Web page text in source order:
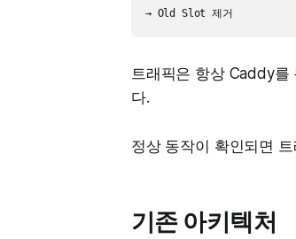
트래픽은 항상 Caddy를
다.
정상 동작이 확인되면
기존 아키텍처